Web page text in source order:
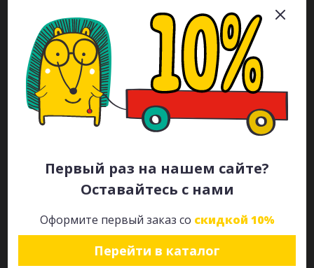
Первый раз на нашем сайте?
Оставайтесь с нами
Оформите первый заказ со скидкой 10%
Перейти в каталог
Гарантия на товар
Раскраски
Рекламодателям
Каталог
Будьте всегда в курсе!